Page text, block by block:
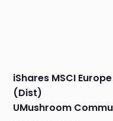
iShares MSCI Europe
(Dist)
UMushroom